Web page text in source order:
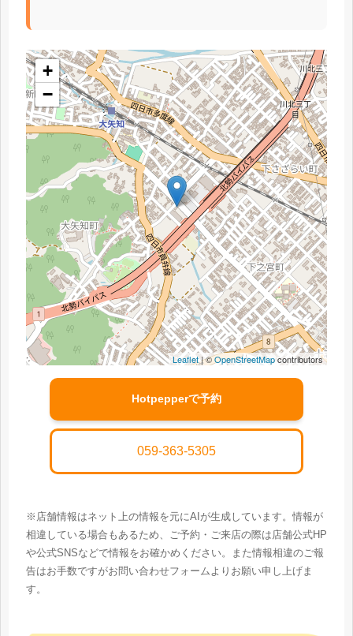
+
−
Leaflet| ©OpenStreetMapcontributors
Hotpepperで予約
059-363-5305
※店舗情報はネット上の情報を元にAIが生成しています。情報が
相違している場合もあるため、ご予約・ご来店の際は店舗公式HP
や公式SNSなどで情報をお確かめください。また情報相違のご報
告はお手数ですがお問い合わせフォームよりお願い申し上げま
す。